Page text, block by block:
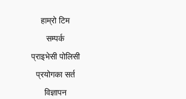
हाम्रो टिम
सम्पर्क
प्राइभेसी पोलिसी
प्रयोगका सर्त
विज्ञापन